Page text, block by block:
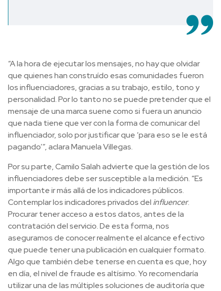
“A la hora de ejecutar los mensajes, no hay que olvidar
que quienes han construído esas comunidades fueron
los influenciadores, gracias a su trabajo, estilo, tono y
personalidad. Por lo tanto no se puede pretender que el
mensaje de una marca suene como si fuera un anuncio
que nada tiene que ver con la forma de comunicar del
influenciador, solo por justificar que ‘para eso se le está
pagando’”, aclara Manuela Villegas.
Por su parte, Camilo Salah advierte que la gestión de los
influenciadores debe ser susceptible a la medición. “Es
importante ir más allá de los indicadores públicos.
Contemplar los indicadores privados del influencer.
Procurar tener acceso a estos datos, antes de la
contratación del servicio. De esta forma, nos
aseguramos de conocer realmente el alcance efectivo
que puede tener una publicación en cualquier formato.
Algo que también debe tenerse en cuenta es que, hoy
en día, el nivel de fraude es altísimo. Yo recomendaría
utilizar una de las múltiples soluciones de auditoría que